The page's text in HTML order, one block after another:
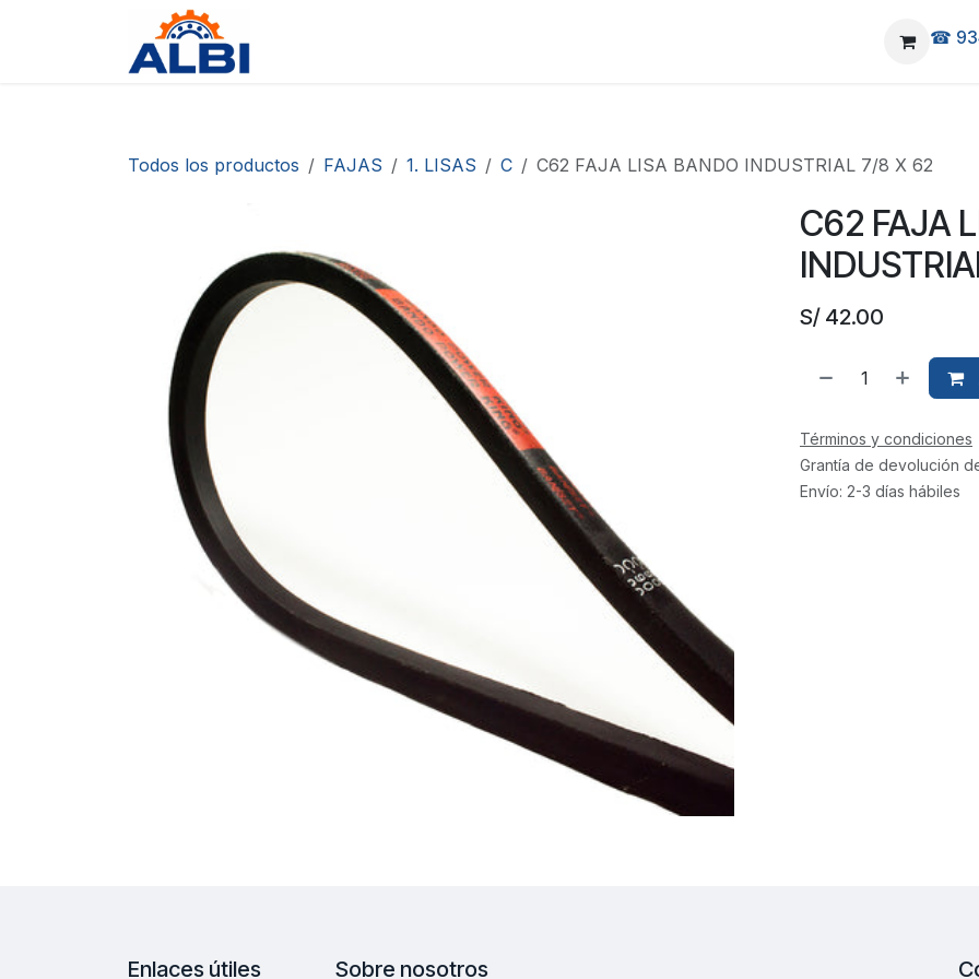
☎
Todos los productos FAJAS 1. LISAS C C62 FAJA LISA BANDO INDUSTRIAL 7/8 X 62
C62 FAJA
S/ 42.00
Términos y condiciones
Grantía de devolución
Envío: 2-3 días hábiles
Enlaces útiles Sobre nosotros